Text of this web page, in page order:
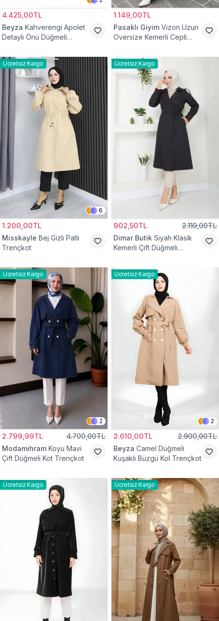
4.425,00TL
Beyza Kahverengi Apolet
Detaylı Önü Düğmeli
1.149,00TL
Pasaklı Giyim Vizon Uzun
Oversize Kemerli Cepli
Ücretsiz Kargo
6
1.200,00TL
Misskayle Bej Gizli Patlı
Trençkot
Ücretsiz Kargo
902,50TL 2.110,00TL
Dimar Butik Siyah Klasik
Kemerli Çift Düğmeli
Ücretsiz Kargo
2
2.799,99TL 4.700,00TL
Modamihram Koyu Mavi
Çift Düğmeli Kot Trençkot
Ücretsiz Kargo
2
2.610,00TL 2.900,00TL
Beyza Camel Düğmeli
Kuşaklı Büzgü Kol Trençkot
Ücretsiz Kargo Ücretsiz Kargo